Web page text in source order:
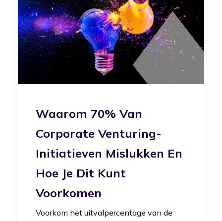
Waarom 70% Van
Corporate Venturing-
Initiatieven Mislukken En
Hoe Je Dit Kunt
Voorkomen
Voorkom het uitvalpercentage van de